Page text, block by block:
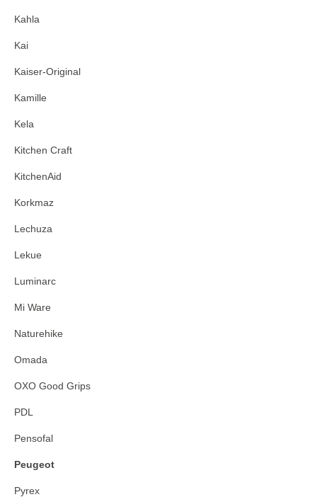
Kahla
Kai
Kaiser-Original
Kamille
Kela
Kitchen Craft
KitchenAid
Korkmaz
Lechuza
Lekue
Luminarc
Mi Ware
Naturehike
Omada
OXO Good Grips
PDL
Pensofal
Peugeot
Pyrex